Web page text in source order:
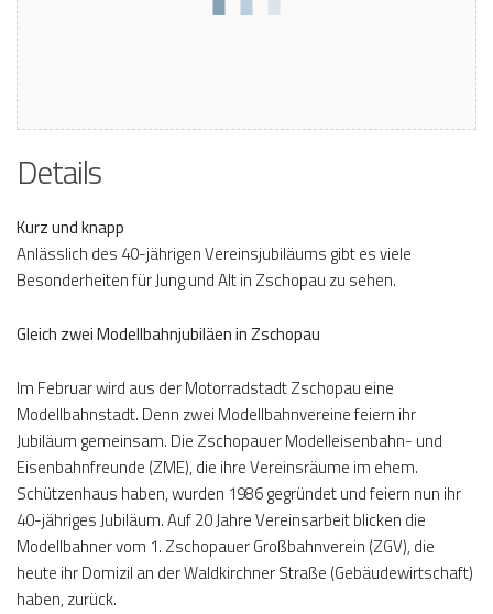
Details
Kurz und knapp
Anlässlich des 40-jährigen Vereinsjubiläums gibt es viele
Besonderheiten für Jung und Alt in Zschopau zu sehen.
Gleich zwei Modellbahnjubiläen in Zschopau
Im Februar wird aus der Motorradstadt Zschopau eine
Modellbahnstadt. Denn zwei Modellbahnvereine feiern ihr
Jubiläum gemeinsam. Die Zschopauer Modelleisenbahn- und
Eisenbahnfreunde (ZME), die ihre Vereinsräume im ehem.
Schützenhaus haben, wurden 1986 gegründet und feiern nun ihr
40-jähriges Jubiläum. Auf 20 Jahre Vereinsarbeit blicken die
Modellbahner vom 1. Zschopauer Großbahnverein (ZGV), die
heute ihr Domizil an der Waldkirchner Straße (Gebäudewirtschaft)
haben, zurück.